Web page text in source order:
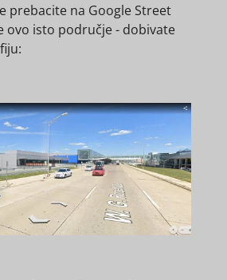
prebacite na Google Street
ovo isto područje - dobivate